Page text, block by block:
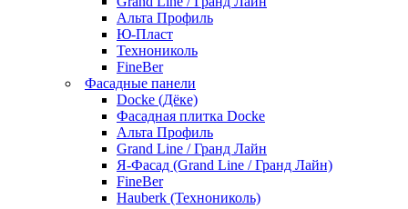
Альта Профиль
Ю-Пласт
Технониколь
FineBer
Фасадные панели
Docke (Дёке)
Фасадная плитка Docke
Альта Профиль
Grand Line / Гранд Лайн
Я-Фасад (Grand Line / Гранд Лайн)
FineBer
Hauberk (Технониколь)